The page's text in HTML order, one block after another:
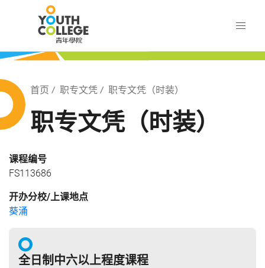
content
Breadcrumb
首页 职专文凭 职专文凭（时装）
职专文凭（时装）
课程编号
FS113686
开办分校/上课地点
葵涌
全日制中六以上程度课程